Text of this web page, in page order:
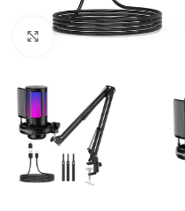
Click to enlarge